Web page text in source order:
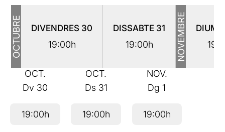
OCTUBRE DIVENDRES 30
19:00h
DISSABTE 31
19:00h NOVEMBRE
OCT.
Dv 30
19:00h
OCT.
Ds 31
19:00h
NOV.
Dg1
19:00h